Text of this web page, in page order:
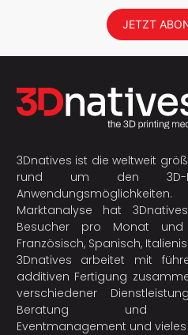
JETZT
3Dnatives ist die weltweit
rund um den 3D-
Marktanalyse hat
Besucher pro Monat
Französisch, Spanisch,
3Dnatives arbeitet mit
additiven Fertigung
verschiedener
Beratung und B2B-
Eventmanagement und